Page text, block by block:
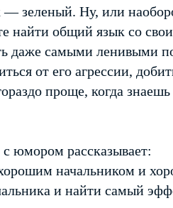
зеленый. Ну, или
найти общий язык со
даже самыми ленивыми
от его агрессии,
проще, когда
юмором рассказывает:
начальником и
и найти самый